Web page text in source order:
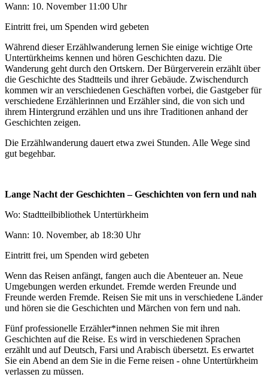
Wann: 10. November 11:00 Uhr
Eintritt frei, um Spenden wird gebeten
Während dieser Erzählwanderung lernen Sie einige wichtige Orte
Untertürkheims kennen und hören Geschichten dazu. Die
Wanderung geht durch den Ortskern. Der Bürgerverein erzählt über
die Geschichte des Stadtteils und ihrer Gebäude. Zwischendurch
kommen wir an verschiedenen Geschäften vorbei, die Gastgeber für
verschiedene Erzählerinnen und Erzähler sind, die von sich und
ihrem Hintergrund erzählen und uns ihre Traditionen anhand der
Geschichten zeigen.
Die Erzählwanderung dauert etwa zwei Stunden. Alle Wege sind
gut begehbar.
Lange Nacht der Geschichten – Geschichten von fern und nah
Wo: Stadtteilbibliothek Untertürkheim
Wann: 10. November, ab 18:30 Uhr
Eintritt frei, um Spenden wird gebeten
Wenn das Reisen anfängt, fangen auch die Abenteuer an. Neue
Umgebungen werden erkundet. Fremde werden Freunde und
Freunde werden Fremde. Reisen Sie mit uns in verschiedene Länder
und hören sie die Geschichten und Märchen von fern und nah.
Fünf professionelle Erzähler*innen nehmen Sie mit ihren
Geschichten auf die Reise. Es wird in verschiedenen Sprachen
erzählt und auf Deutsch, Farsi und Arabisch übersetzt. Es erwartet
Sie ein Abend an dem Sie in die Ferne reisen - ohne Untertürkheim
verlassen zu müssen.